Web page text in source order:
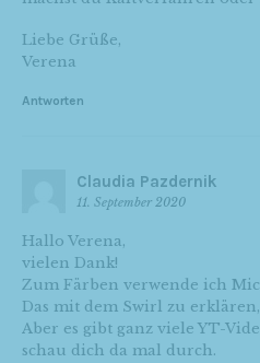
Liebe Grüße,
Verena
Antworten
Claudia Pazdernik
11. September 2020
Hallo Verena,
vielen Dank!
Zum Färben verwende ich
Das mit dem Swirl zu
Aber es gibt ganz viele YT-
schau dich da mal durch.